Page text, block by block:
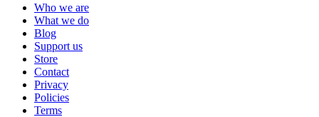
Who we are
What we do
Blog
Support us
Store
Contact
Privacy
Policies
Terms